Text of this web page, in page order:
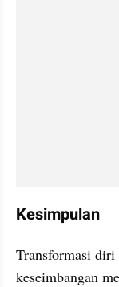
Kesimpulan
Transformasi diri
keseimbangan